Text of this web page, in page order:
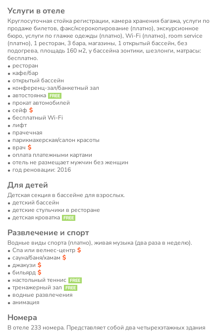
Услуги в отеле
Круглосуточная стойка регистрации, камера хранения багажа, услуги по
продаже билетов, факс/ксерокопирование (платно), экскурсионное
бюро, услуги по глажке одежды (платно), Wi-Fi (платно), room service
(платно), 1 ресторан, 3 бара, магазины, 1 открытый бассейн, без
подогрева, площадь 160 м2, у бассейна зонтики, шезлонги, матрасы:
бесплатно.
ресторан
кафе/бар
открытый бассейн
конференц-зал/банкетный зал
автостоянка
прокат автомобилей
сейф
бесплатный Wi-Fi
лифт
прачечная
парикмахерская/салон красоты
врач
оплата платежными картами
отель не размещает мужчин без женщин
год реновации: 2016
Для детей
Детская секция в бассейне для взрослых.
детский бассейн
детские стульчики в ресторане
детская кроватка
Развлечение и спорт
Водные виды спорта (платно), живая музыка (два раза в неделю).
Спа или велнес-центр
сауна/баня/хамам
джакузи
бильярд
настольный теннис
тренажерный зал
водные развлечения
анимация
Номера
В отеле 233 номера. Представляет собой два четырехэтажных здания